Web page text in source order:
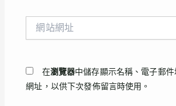
在瀏覽器中儲存顯示名稱、電子郵
網址，以供下次發佈留言時使用。